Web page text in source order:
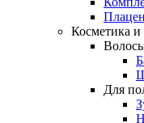
Косметика и
Для